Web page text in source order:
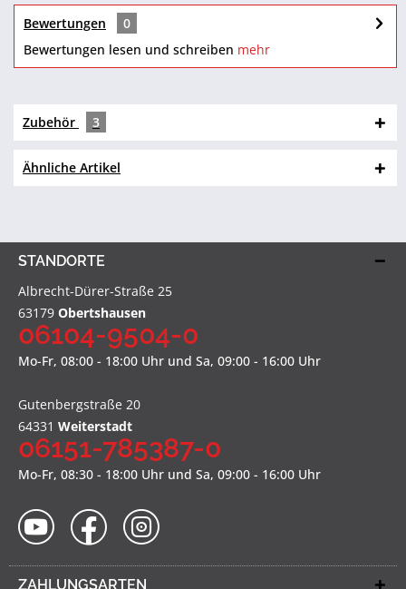
Bewertungen
0
Bewertungen lesen und schreiben mehr
Zubehör 3
Ähnliche Artikel
STANDORTE
Albrecht-Dürer-Straße 25
63179 Obertshausen
06104-9504-0
Mo-Fr, 08:00 - 18:00 Uhr und Sa, 09:00 - 16:00 Uhr
Gutenbergstraße 20
64331 Weiterstadt
06151-785387-0
Mo-Fr, 08:30 - 18:00 Uhr und Sa, 09:00 - 16:00 Uhr
ZAHLUNGSARTEN